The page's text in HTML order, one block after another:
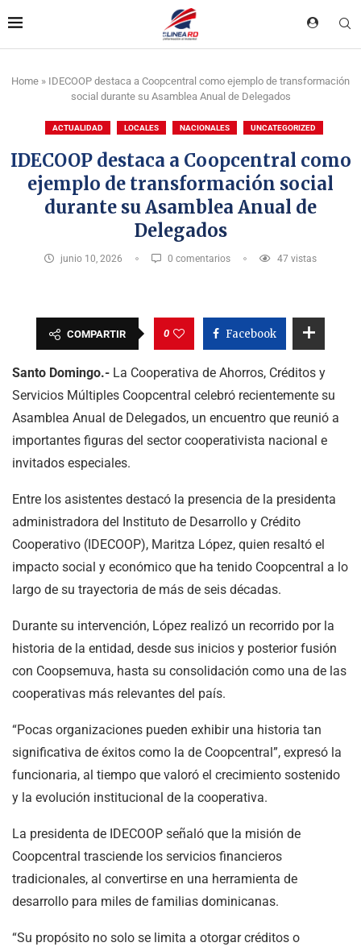
Home » IDECOOP destaca a Coopcentral como ejemplo de transformación
social durante su Asamblea Anual de Delegados
ACTUALIDAD LOCALES NACIONALES UNCATEGORIZED
IDECOOP destaca a Coopcentral como
ejemplo de transformación social
durante su Asamblea Anual de
Delegados
junio 10, 2026 0 comentarios 47 vistas
COMPARTIR 0 Facebook
Santo Domingo.- La Cooperativa de Ahorros, Créditos y
Servicios Múltiples Coopcentral celebró recientemente su
Asamblea Anual de Delegados, un encuentro que reunió a
importantes figuras del sector cooperativista nacional e
invitados especiales.
Entre los asistentes destacó la presencia de la presidenta
administradora del Instituto de Desarrollo y Crédito
Cooperativo (IDECOOP), Maritza López, quien resaltó el
impacto social y económico que ha tenido Coopcentral a lo
largo de su trayectoria de más de seis décadas.
Durante su intervención, López realizó un recorrido por la
historia de la entidad, desde sus inicios y posterior fusión
con Coopsemuva, hasta su consolidación como una de las
cooperativas más relevantes del país.
“Pocas organizaciones pueden exhibir una historia tan
significativa de éxitos como la de Coopcentral”, expresó la
funcionaria, al tiempo que valoró el crecimiento sostenido
y la evolución institucional de la cooperativa.
La presidenta de IDECOOP señaló que la misión de
Coopcentral trasciende los servicios financieros
tradicionales, al convertirse en una herramienta de
desarrollo para miles de familias dominicanas.
“Su propósito no solo se limita a otorgar créditos o